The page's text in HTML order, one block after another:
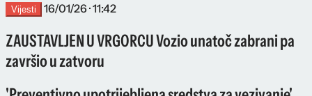
Vijesti 16/01/26 · 11:42
ZAUSTAVLJEN U VRGORCU Vozio unatoč zabrani pa
završio u zatvoru